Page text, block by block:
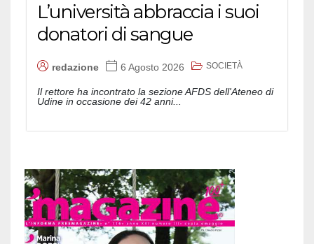
L’università abbraccia i suoi
donatori di sangue
redazione 6 Agosto 2026 SOCIETÀ
Il rettore ha incontrato la sezione AFDS dell'Ateneo di
Udine in occasione dei 42 anni...